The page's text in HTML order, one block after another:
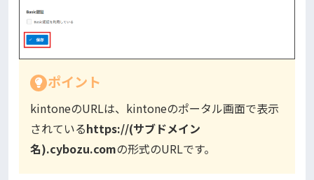
ポイント
kintoneのURLは、kintoneのポータル画面で表示
されているhttps://(サブドメイン
名).cybozu.comの形式のURLです。